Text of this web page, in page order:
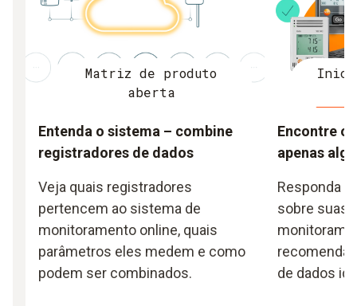
Matriz de produto
aberta
Entenda o sistema – combine
registradores de dados
Veja quais registradores
pertencem ao sistema de
monitoramento online, quais
parâmetros eles medem e como
podem ser combinados.
Encontre o
apenas
Responda
sobre suas
de dados